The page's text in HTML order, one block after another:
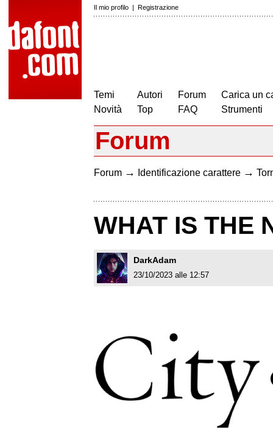
Il mio profilo | Registrazione
Temi
Novità
Autori
Top
Forum
FAQ
Carica un
Strumenti
Forum
Forum → Identificazione carattere →
WHAT IS THE
DarkAdam
23/10/2023 alle 12:57